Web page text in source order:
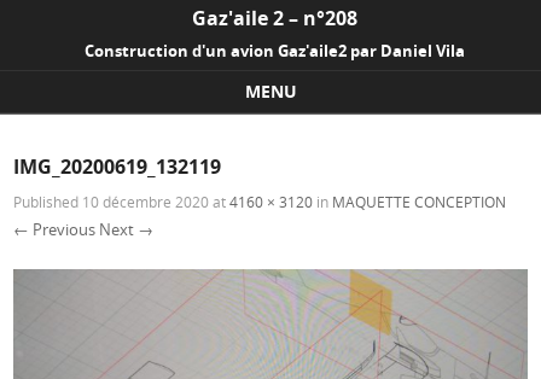
Gaz'aile 2 – n°208
Construction d'un avion Gaz'aile2 par Daniel Vila
MENU
IMG_20200619_132119
Published 10 décembre 2020at4160 × 3120 in MAQUETTE CONCEPTION
← Previous Next →